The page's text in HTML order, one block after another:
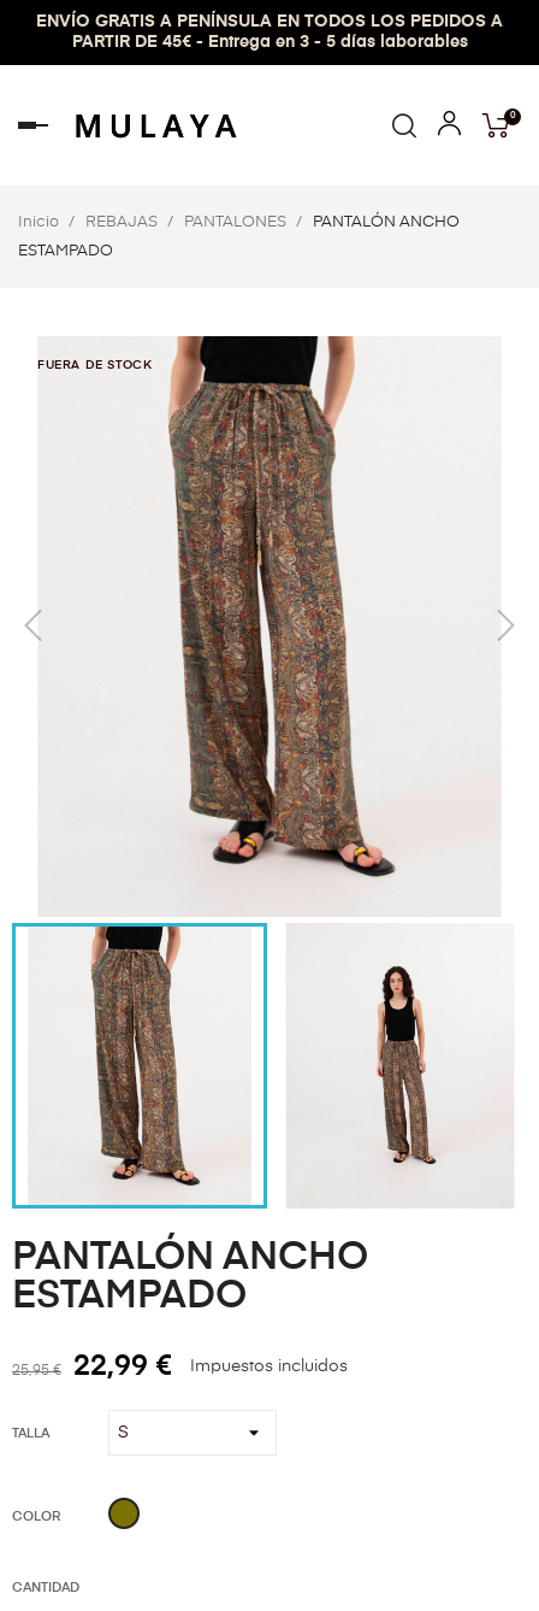
ENVÍO GRATIS A PENÍNSULA EN TODOS LOS PEDIDOS A
PARTIR DE 45€ - Entrega en 3 - 5 días laborables
Navegación
0
Inicio REBAJAS PANTALONES
PANTALÓN ANCHO
ESTAMPADO
FUERA DE STOCK
PANTALÓN ANCHO
ESTAMPADO
25,95 € 22,99 € Impuestos incluidos
TALLA
COLOR KAKI
CANTIDAD